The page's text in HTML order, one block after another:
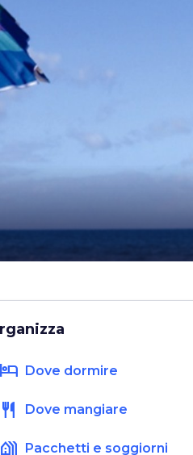
hotel Dove dormire
restaurant Dove mangiare
holiday_village Pacchetti e soggiorni